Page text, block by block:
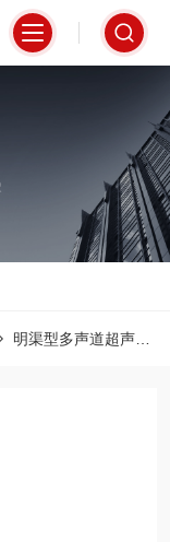
明渠型多声道超声流量计